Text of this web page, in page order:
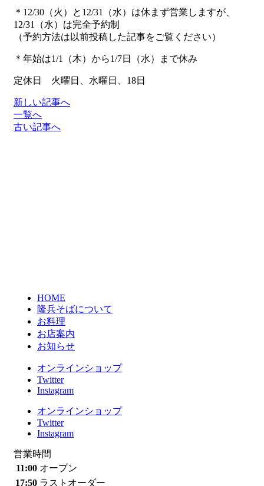
＊12/30（火）と12/31（水）は休まず営業しますが、
12/31（水）は完全予約制
（予約方法は以前投稿した記事をご覧ください）
＊年始は1/1（木）から1/7日（水）まで休み
定休日 火曜日、水曜日、18日
新しい記事へ
一覧へ
古い記事へ
HOME
隆兵そばについて
お料理
お店案内
お知らせ
オンラインショップ
Twitter
Instagram
オンラインショップ
Twitter
Instagram
営業時間
11:00 オープン
17:50 ラストオーダー